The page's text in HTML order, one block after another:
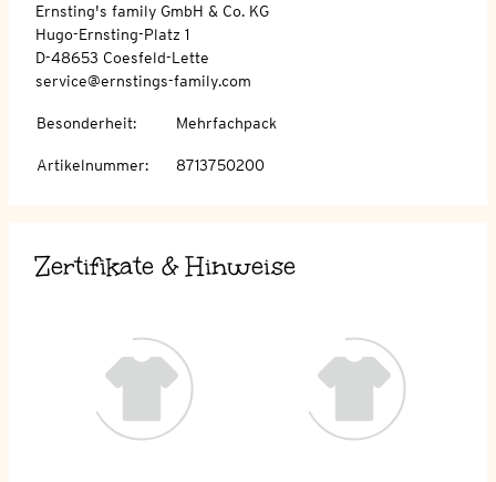
Ernsting's family GmbH & Co. KG
Hugo-Ernsting-Platz 1
D-48653 Coesfeld-Lette
service@ernstings-family.com
Besonderheit: Mehrfachpack
Artikelnummer: 8713750200
Zertifikate & Hinweise